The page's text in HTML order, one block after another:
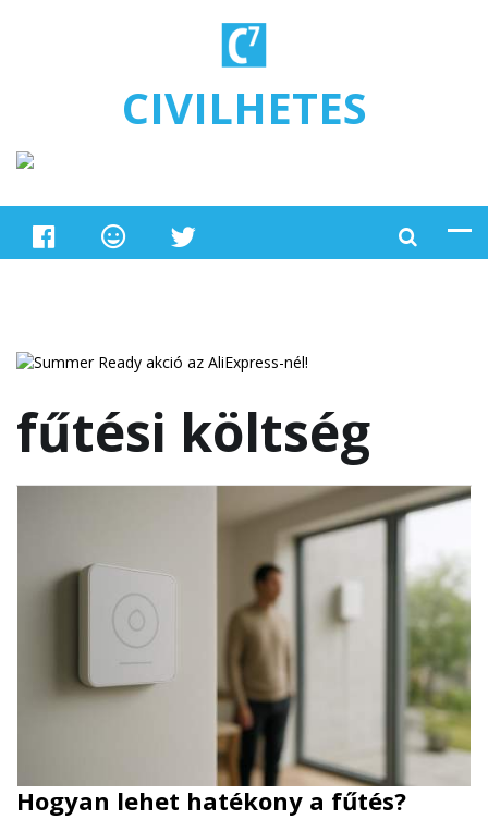
CIVILHETES
fűtési költség
Hogyan lehet hatékony a fűtés?